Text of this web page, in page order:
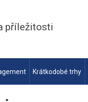
příležitosti
Krátkodobé trhy